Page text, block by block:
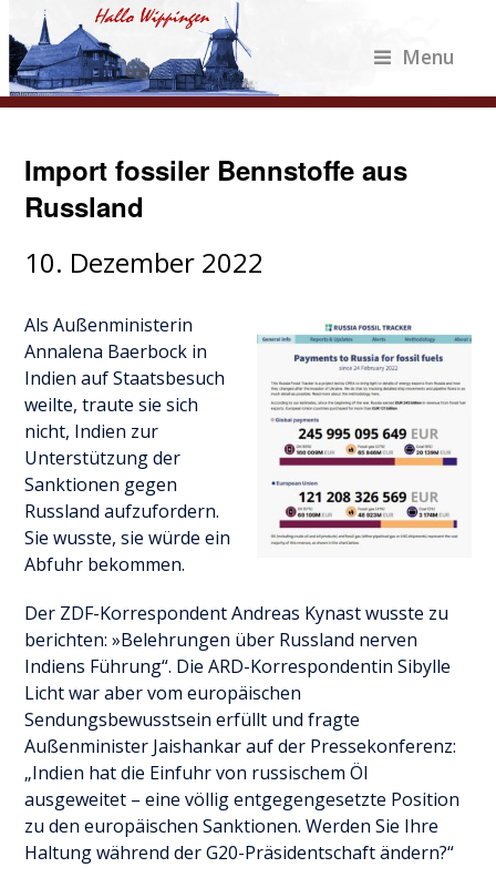
Menu
Import fossiler Bennstoffe aus
Russland
10. Dezember 2022
Als Außenministerin
Annalena Baerbock in
Indien auf Staatsbesuch
weilte, traute sie sich
nicht, Indien zur
Unterstützung der
Sanktionen gegen
Russland aufzufordern.
Sie wusste, sie würde ein
Abfuhr bekommen.
Der ZDF-Korrespondent Andreas Kynast wusste zu
berichten: »Belehrungen über Russland nerven
Indiens Führung“. Die ARD-Korrespondentin Sibylle
Licht war aber vom europäischen
Sendungsbewusstsein erfüllt und fragte
Außenminister Jaishankar auf der Pressekonferenz:
„Indien hat die Einfuhr von russischem Öl
ausgeweitet – eine völlig entgegengesetzte Position
zu den europäischen Sanktionen. Werden Sie Ihre
Haltung während der G20-Präsidentschaft ändern?“